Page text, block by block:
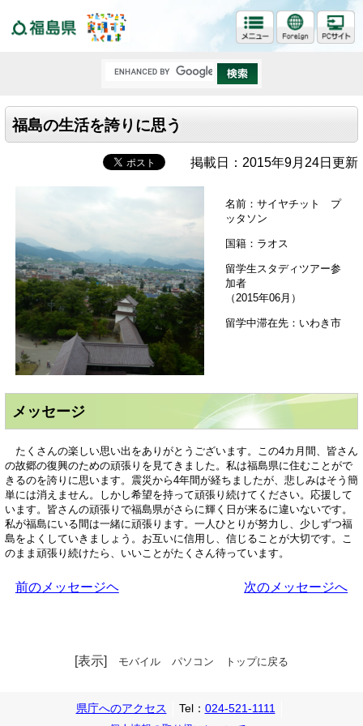
福島の生活を誇りに思う
掲載日：2015年9月24日更新
名前：サイヤチット プ
ッタソン
国籍：ラオス
留学生スタディツアー参
加者
（2015年06月）
留学中滞在先：いわき市
メッセージ
たくさんの楽しい思い出をありがとうございます。この4カ月間、皆さん
の故郷の復興のための頑張りを見てきました。私は福島県に住むことがで
きるのを誇りに思います。震災から4年間が経ちましたが、悲しみはそう簡
単には消えません。しかし希望を持って頑張り続けてください。応援して
います。皆さんの頑張りで福島県がさらに輝く日が来るに違いないです。
私が福島にいる間は一緒に頑張ります。一人ひとりが努力し、少しずつ福
島をよくしていきましょう。お互いに信用し、信じることが大切です。こ
のまま頑張り続けたら、いいことがたくさん待っています。
前のメッセージヘ 次のメッセージへ
[表示] モバイル パソコン トップに戻る
県庁へのアクセス Tel： 024-521-1111